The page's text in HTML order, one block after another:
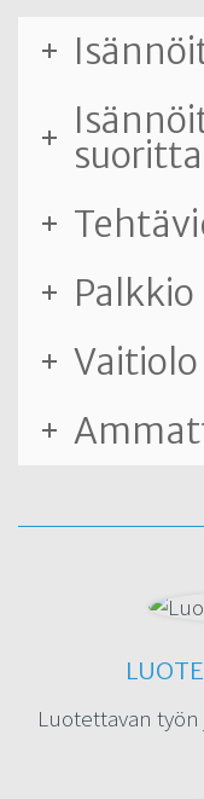
Palkkio
Vaitiolo
Luotettavan